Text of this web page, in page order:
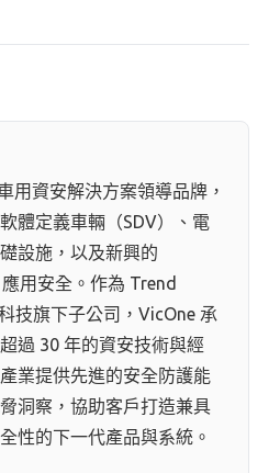
用資安解決方案領導品牌，
體定義車輛（SDV）、電
設施，以及新興的
用安全。作為 Trend
技⁠旗下子公司，VicOne 承
過 30 年的資安技術與經
業提供先進的安全防護能
洞察，協助客戶打造兼具
性的下一代產品與系統。